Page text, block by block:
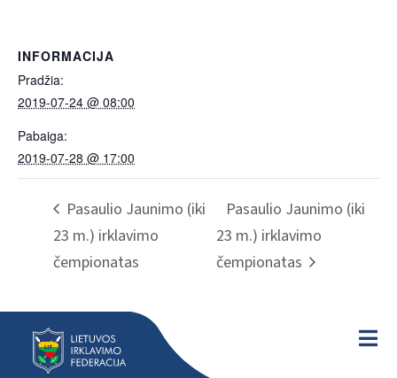
INFORMACIJA
Pradžia:
2019-07-24 @ 08:00
Pabaiga:
2019-07-28 @ 17:00
Pasaulio Jaunimo (iki
23 m.) irklavimo
čempionatas
Pasaulio Jaunimo (iki
23 m.) irklavimo
čempionatas